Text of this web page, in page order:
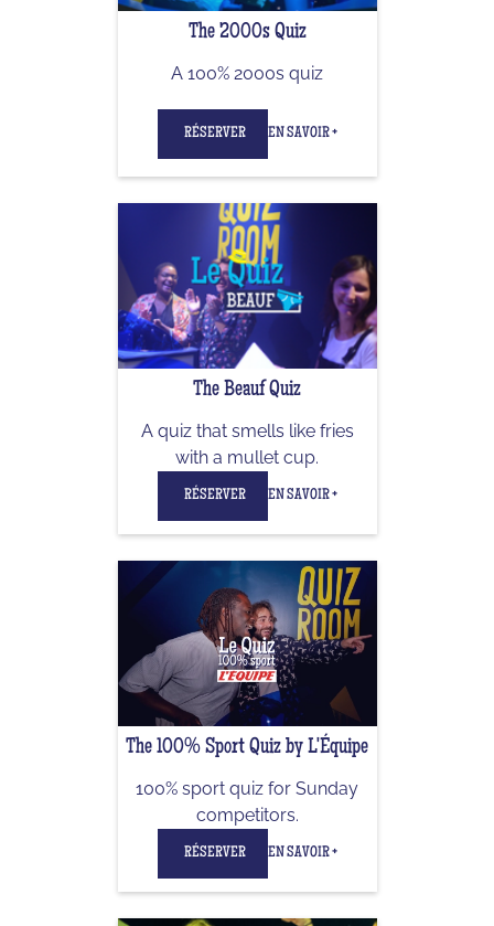
The 2000s Quiz
A 100% 2000s quiz
RÉSERVER EN SAVOIR +
The Beauf Quiz
A quiz that smells like fries
with a mullet cup.
RÉSERVER EN SAVOIR +
The 100% Sport Quiz by L'Équipe
100% sport quiz for Sunday
competitors.
RÉSERVER EN SAVOIR +